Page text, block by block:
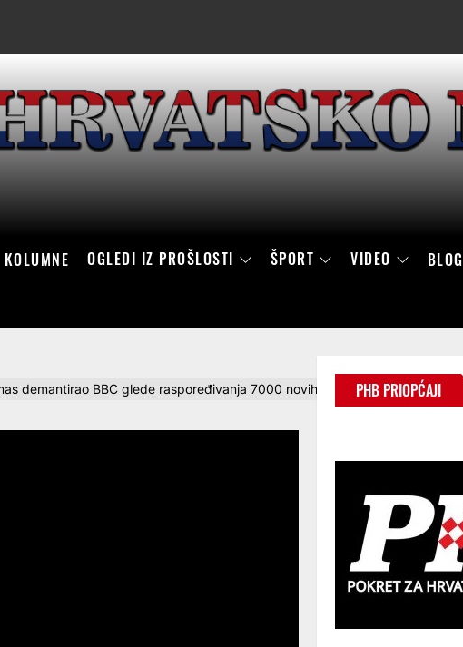
KOLUMNE OGLEDI IZ PROŠLOSTI ŠPORT VIDEO BLOG
demantirao BBC glede raspoređivanja 7000 novih operativacaPHB PRIOPĆAJI